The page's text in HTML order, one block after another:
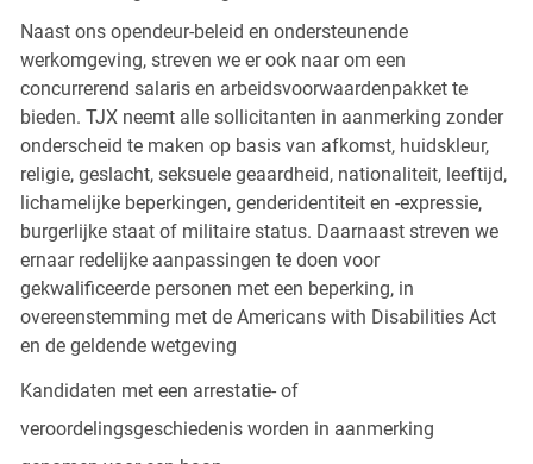
Naast ons opendeur-beleid en ondersteunende
werkomgeving, streven we er ook naar om een
concurrerend salaris en arbeidsvoorwaardenpakket te
bieden. TJX neemt alle sollicitanten in aanmerking zonder
onderscheid te maken op basis van afkomst, huidskleur,
religie, geslacht, seksuele geaardheid, nationaliteit, leeftijd,
lichamelijke beperkingen, genderidentiteit en -expressie,
burgerlijke staat of militaire status. Daarnaast streven we
ernaar redelijke aanpassingen te doen voor
gekwalificeerde personen met een beperking, in
overeenstemming met de Americans with Disabilities Act
en de geldende wetgeving
Kandidaten met een arrestatie- of
veroordelingsgeschiedenis worden in aanmerking